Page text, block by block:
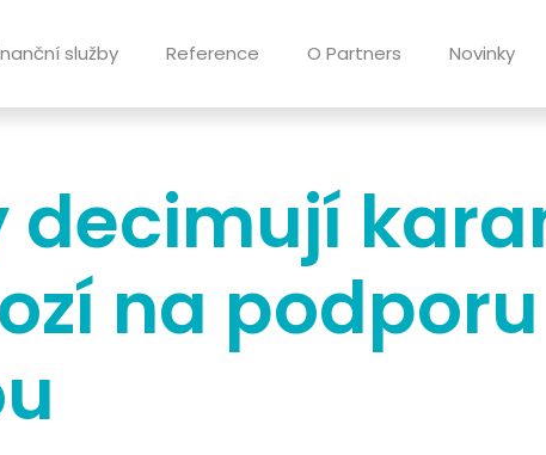
služby Reference O Partners Novinky
decimují
na podporu